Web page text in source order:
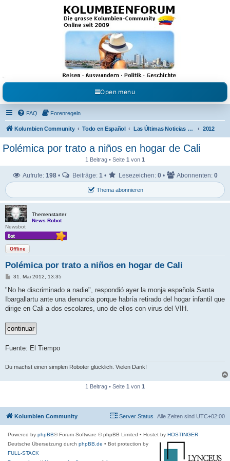
Kolumbienforum - Das
grosse Forum der
Freunde Kolumbiens
Reisen, Auswandern, Kultur, Politik, Geschichte und Visum in Kolumbien und Venezuela.
Austausch, Erfahrungen und Gemeinschaft im Kolumbienforum
Open menu
FAQ Forenregeln
Kolumbien Community Todo en Español Las Últimas Noticias en Español 2012
Polémica por trato a niños en hogar de Cali
1 Beitrag • Seite 1 von 1
Thema abonnieren
Aufrufe: 198 • Beiträge: 1 • Lesezeichen: 0 • Abonnenten: 0
Themenstarter
News Robot
Newsbot
Offline
Polémica por trato a niños en hogar de Cali
B
i
r
a
31. Mai 2012, 13:35
"No he discriminado a nadie", respondió ayer la monja española Santa
Ibargallartu ante una denuncia porque habría retirado del hogar infantil que
dirige en Cali a dos escolares, uno de ellos con virus del VIH.
Fuente: El Tiempo
Du machst einen simplen Roboter glücklich. Vielen Dank!
1 Beitrag • Seite 1 von 1
Kolumbien Community Alle Zeiten sind UTC+02:00
Server Status
Powered by phpBB® Forum Software © phpBB Limited • Hostet by HOSTINGER
Deutsche Übersetzung durch phpBB.de • Bot protection by
FULL-STACK